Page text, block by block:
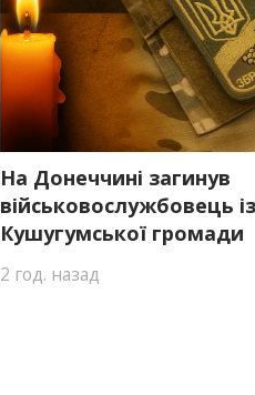
На Донеччині загинув
військовослужбовець із
Кушугумської громади
2 год. назад